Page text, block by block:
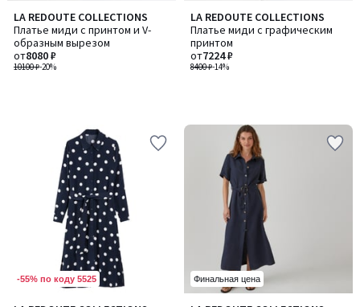
LA REDOUTE COLLECTIONS
Платье миди с принтом и V-
образным вырезом
10100 ₽-20%
от8080 ₽
LA REDOUTE COLLECTIONS
Платье миди с графическим
принтом
8400 ₽-14%
от7224 ₽
-55% по коду 5525 Финальная цена